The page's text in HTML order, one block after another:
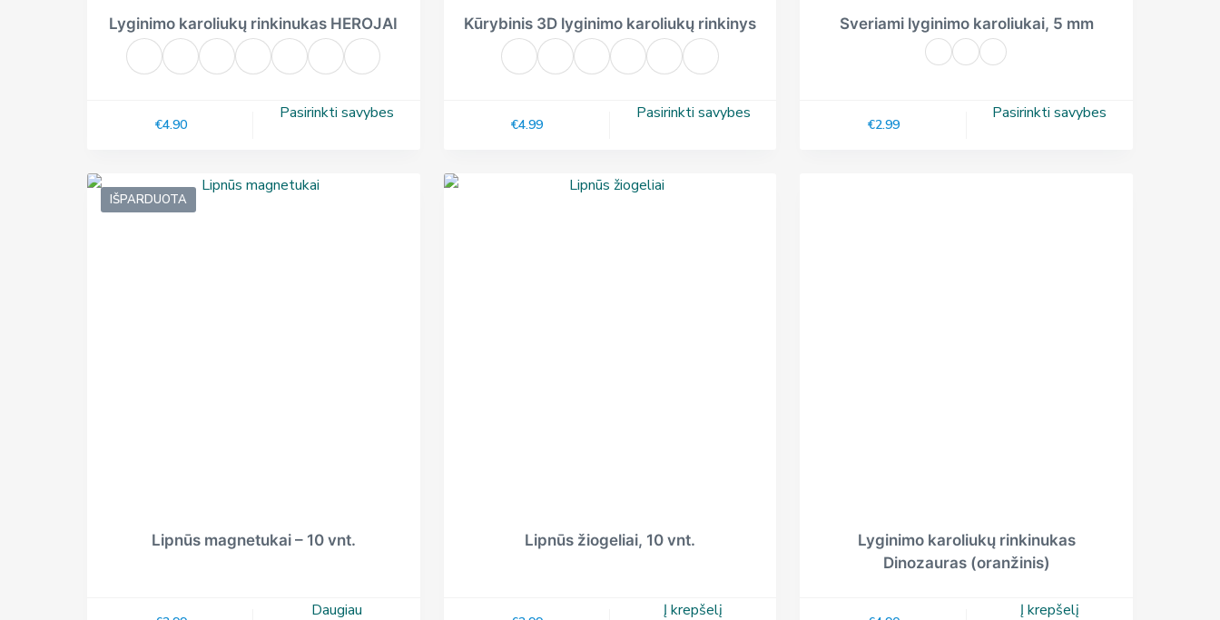
Lyginimo karoliukų rinkinukas HEROJAI
€4.90
Pasirinkti savybes
Kūrybinis 3D lyginimo karoliukų rinkinys
€4.99
Pasirinkti savybes
Sveriami lyginimo karoliukai, 5 mm
€2.99
Pasirinkti savybes
IŠPARDUOTA
Lipnūs magnetukai – 10 vnt.
Daugiau
Lipnūs žiogeliai, 10 vnt.
Į krepšelį
Lyginimo karoliukų rinkinukas
Dinozauras (oranžinis)
Į krepšelį